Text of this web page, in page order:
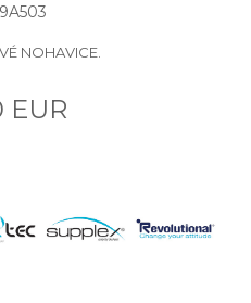
NOHAVICE.
EUR